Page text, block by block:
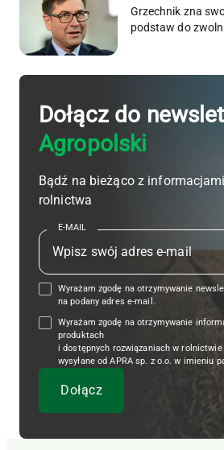
Grzechnik zna
podstaw do
Dołącz do
Agropolski
Bądź na bieżąco z
rolnictwa
E-MAIL
Wyrażam zgodę na otrzymywanie
na podany adres e-mail.
Wyrażam zgodę na otrzymywanie
produktach
i dostępnych rozwiązaniach w
wysyłane od APRA sp. z o.o. w imieniu